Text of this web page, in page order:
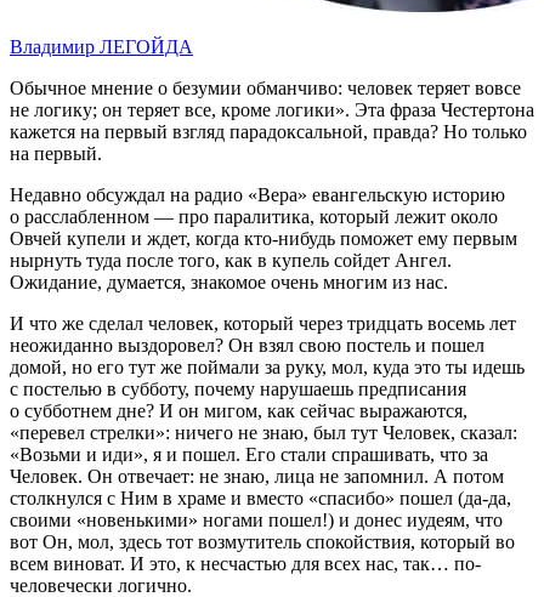
Владимир ЛЕГОЙДА
Обычное мнение о безумии обманчиво: человек теряет вовсе
не логику; он теряет все, кроме логики». Эта фраза Честертона
кажется на первый взгляд парадоксальной, правда? Но только
на первый.
Недавно обсуждал на радио «Вера» евангельскую историю
о расслабленном — про паралитика, который лежит около
Овчей купели и ждет, когда кто-нибудь поможет ему первым
нырнуть туда после того, как в купель сойдет Ангел.
Ожидание, думается, знакомое очень многим из нас.
И что же сделал человек, который через тридцать восемь лет
неожиданно выздоровел? Он взял свою постель и пошел
домой, но его тут же поймали за руку, мол, куда это ты идешь
с постелью в субботу, почему нарушаешь предписания
о субботнем дне? И он мигом, как сейчас выражаются,
«перевел стрелки»: ничего не знаю, был тут Человек, сказал:
«Возьми и иди», я и пошел. Его стали спрашивать, что за
Человек. Он отвечает: не знаю, лица не запомнил. А потом
столкнулся с Ним в храме и вместо «спасибо» пошел (да-да,
своими «новенькими» ногами пошел!) и донес иудеям, что
вот Он, мол, здесь тот возмутитель спокойствия, который во
всем виноват. И это, к несчастью для всех нас, так… по-
человечески логично.